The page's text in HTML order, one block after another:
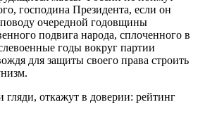
господина Президента, если он
очередной годовщины
подвига народа, сплоченного в
годы вокруг партии
для защиты своего права строить
откажут в доверии: рейтинг